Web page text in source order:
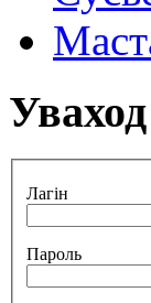
Уваход
Лагін
Пароль